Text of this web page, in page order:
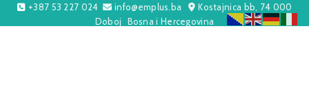
+387 53 227 024 info@emplus.ba
Kostajnica bb, 74 000
Doboj
Bosna i Hercegovina